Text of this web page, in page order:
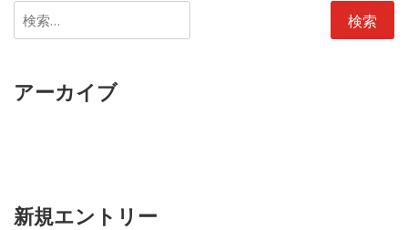
検
索:
アーカイブ
新規エントリー